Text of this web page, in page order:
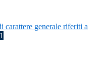
carattere generale riferiti a
1